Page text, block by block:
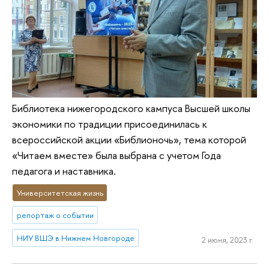
Библиотека нижегородского кампуса Высшей школы
экономики по традиции присоединилась к
всероссийской акции «Библионочь», тема которой
«Читаем вместе» была выбрана с учетом Года
педагога и наставника.
Университетская жизнь
репортаж о событии
НИУ ВШЭ в Нижнем Новгороде 2 июня, 2023 г.